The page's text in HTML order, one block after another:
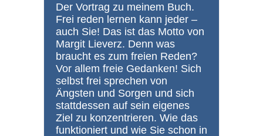
Der Vortrag zu meinem Buch.
Frei reden lernen kann jeder –
auch Sie! Das ist das Motto von
Margit Lieverz. Denn was
braucht es zum freien Reden?
Vor allem freie Gedanken! Sich
selbst frei sprechen von
Ängsten und Sorgen und sich
stattdessen auf sein eigenes
Ziel zu konzentrieren. Wie das
funktioniert und wie Sie schon in